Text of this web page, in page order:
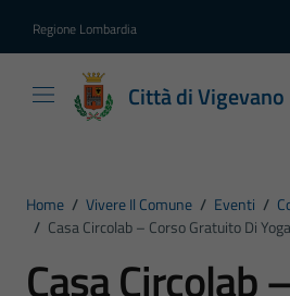
Regione Lombardia
Città di Vigevano
Home / Vivere Il Comune / Eventi /
/ Casa Circolab – Corso Gratuito Di
Casa Circolab